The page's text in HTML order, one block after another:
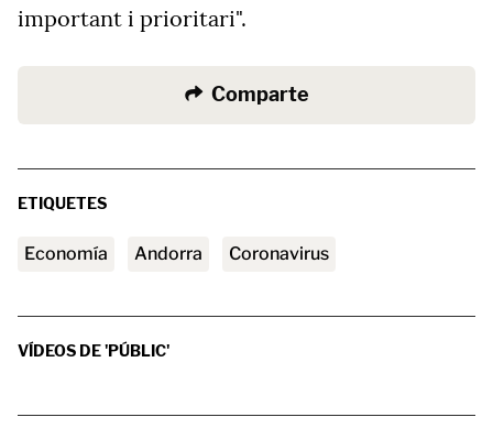
important i prioritari".
Comparte
ETIQUETES
Economía andorra Coronavirus
VÍDEOS DE 'PÚBLIC'